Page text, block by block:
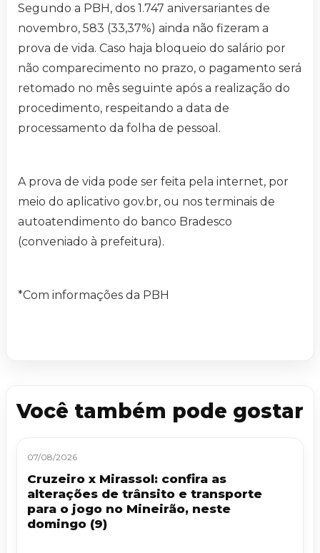
Segundo a PBH, dos 1.747 aniversariantes de
novembro, 583 (33,37%) ainda não fizeram a
prova de vida. Caso haja bloqueio do salário por
não comparecimento no prazo, o pagamento será
retomado no mês seguinte após a realização do
procedimento, respeitando a data de
processamento da folha de pessoal.
A prova de vida pode ser feita pela internet, por
meio do aplicativo gov.br, ou nos terminais de
autoatendimento do banco Bradesco
(conveniado à prefeitura).
*Com informações da PBH
Você também pode gostar
07/08/2026
Cruzeiro x Mirassol: confira as
alterações de trânsito e transporte
para o jogo no Mineirão, neste
domingo (9)